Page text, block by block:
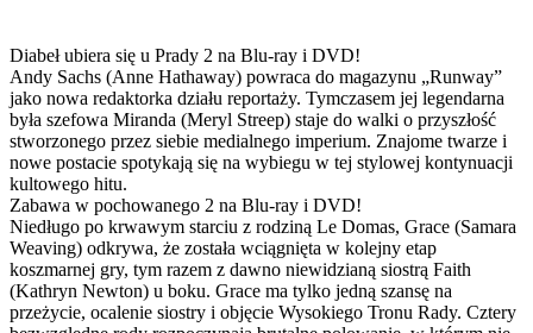
Diabeł ubiera się u Prady 2 na Blu-ray i DVD!
Andy Sachs (Anne Hathaway) powraca do magazynu „Runway”
jako nowa redaktorka działu reportaży. Tymczasem jej legendarna
była szefowa Miranda (Meryl Streep) staje do walki o przyszłość
stworzonego przez siebie medialnego imperium. Znajome twarze i
nowe postacie spotykają się na wybiegu w tej stylowej kontynuacji
kultowego hitu.
Zabawa w pochowanego 2 na Blu-ray i DVD!
Niedługo po krwawym starciu z rodziną Le Domas, Grace (Samara
Weaving) odkrywa, że została wciągnięta w kolejny etap
koszmarnej gry, tym razem z dawno niewidzianą siostrą Faith
(Kathryn Newton) u boku. Grace ma tylko jedną szansę na
przeżycie, ocalenie siostry i objęcie Wysokiego Tronu Rady. Cztery